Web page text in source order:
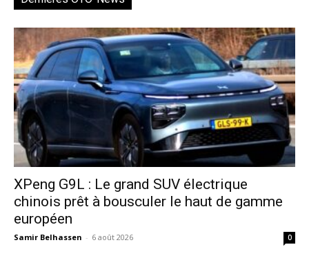
XPeng G9L : Le grand SUV électrique
chinois prêt à bousculer le haut de gamme
européen
Samir Belhassen - 6 août 2026 0